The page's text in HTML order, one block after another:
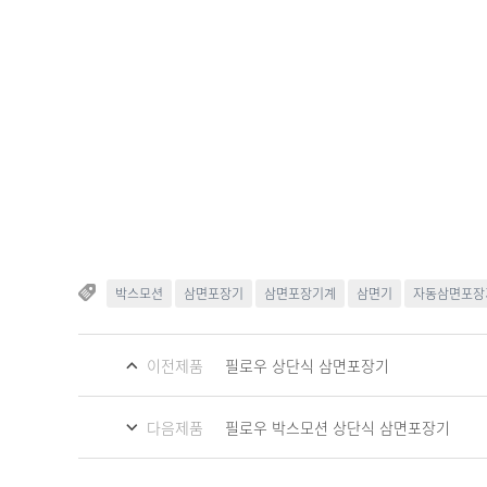
박스모션 삼면포장기 삼면포장기계 삼면기 자동삼면포
이전제품 필로우 상단식 삼면포장기
다음제품 필로우 박스모션 상단식 삼면포장기